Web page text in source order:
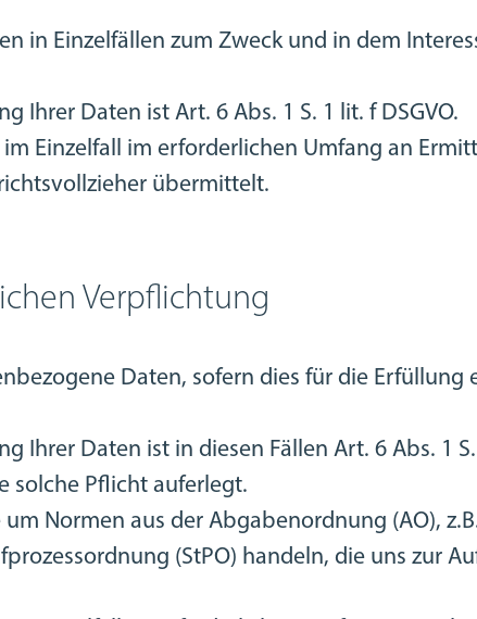
in Einzelfällen zum Zweck und in dem
Ihrer Daten ist Art. 6 Abs. 1 S. 1 lit. f DSGVO.
Einzelfall im erforderlichen Umfang an
übermittelt.
Verpflichtung
Daten, sofern dies für die
Ihrer Daten ist in diesen Fällen Art. 6 Abs. 1
solche Pflicht auferlegt.
Normen aus der Abgabenordnung (AO),
(StPO) handeln, die uns zur